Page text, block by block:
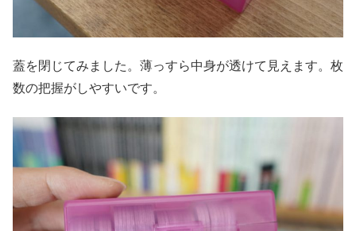
蓋を閉じてみました。薄っすら中身が透けて見えます。枚
数の把握がしやすいです。